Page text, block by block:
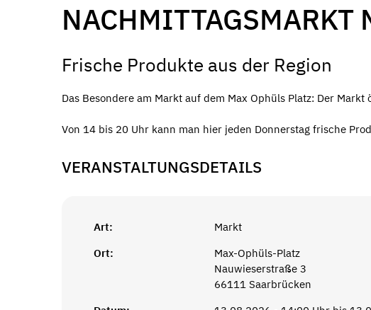
NACHMITTAGSMARKT
Frische Produkte aus der Region
Das Besondere am Markt auf dem Max Ophüls Platz: Der
Von 14 bis 20 Uhr kann man hier jeden Donnerstag frische
VERANSTALTUNGSDETAILS
Art:
Markt
Ort:
Max-Ophüls-Platz
Nauwieserstraße 3
66111 Saarbrücken